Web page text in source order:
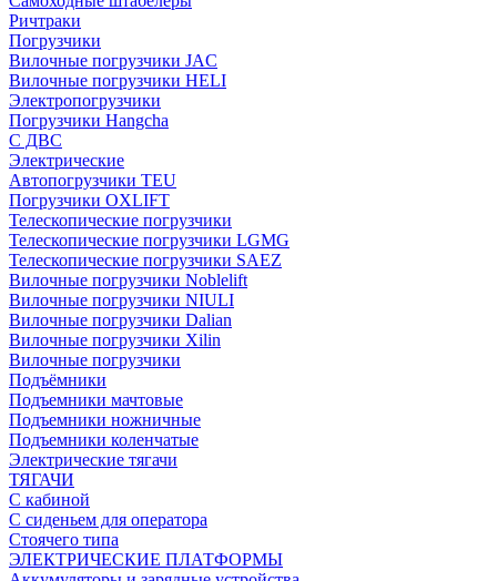
Ричтраки
Погрузчики
Вилочные погрузчики JAC
Вилочные погрузчики HELI
Электропогрузчики
Погрузчики Hangcha
С ДВС
Электрические
Автопогрузчики TEU
Погрузчики OXLIFT
Телескопические погрузчики
Телескопические погрузчики LGMG
Телескопические погрузчики SAEZ
Вилочные погрузчики Noblelift
Вилочные погрузчики NIULI
Вилочные погрузчики Dalian
Вилочные погрузчики Xilin
Вилочные погрузчики
Подъёмники
Подъемники мачтовые
Подъемники ножничные
Подъемники коленчатые
Электрические тягачи
ТЯГАЧИ
С кабиной
С сиденьем для оператора
Стоячего типа
ЭЛЕКТРИЧЕСКИЕ ПЛАТФОРМЫ